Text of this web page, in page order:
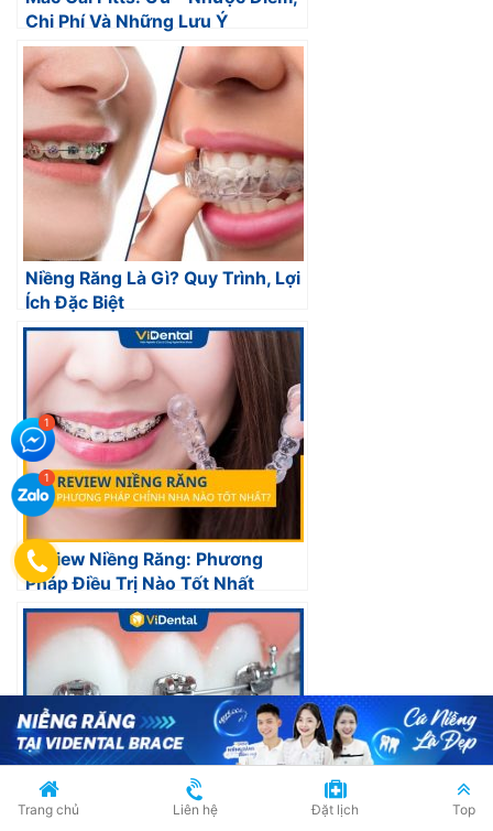
Chi Phí Và Những Lưu Ý
Niềng Răng Là Gì? Quy Trình, Lợi
Ích Đặc Biệt
Review Niềng Răng: Phương
Pháp Điều Trị Nào Tốt Nhất
Trang chủ Liên hệ Đặt lịch Top